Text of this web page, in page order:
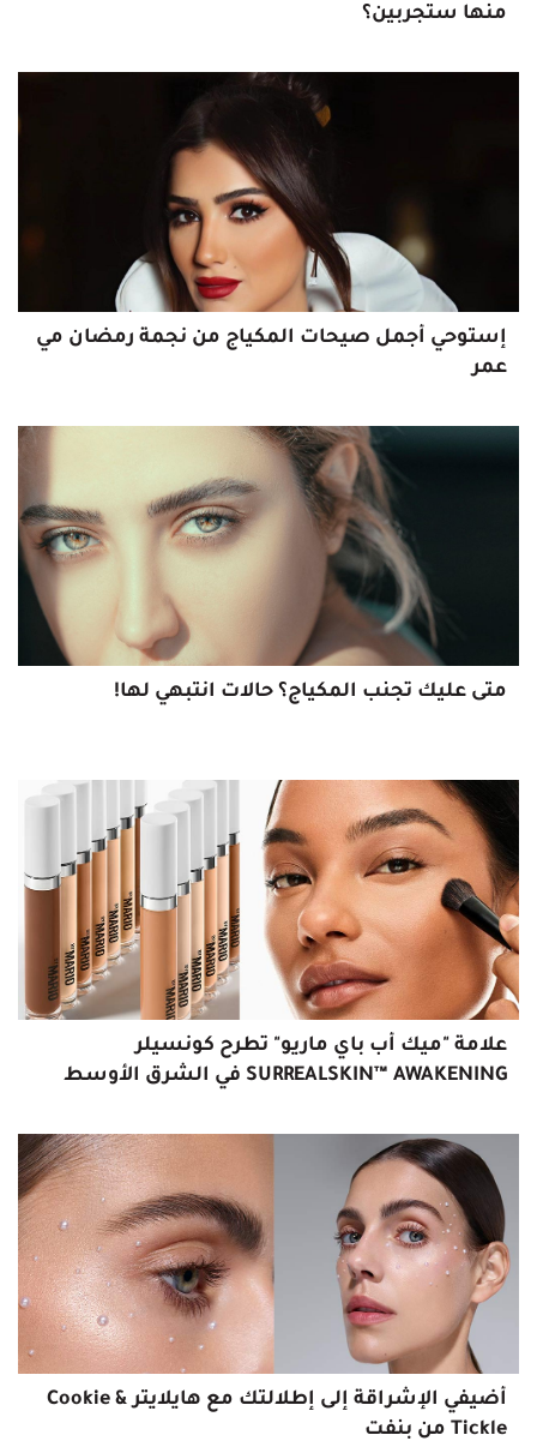
منها ستجربين؟
إستوحي أجمل صيحات المكياج من نجمة رمضان مي
عمر
متى عليك تجنب المكياج؟ حالات انتبهي لها!
علامة "ميك أب باي ماريو" تطرح كونسيلر
SURREALSKIN™ AWAKENING في الشرق الأوسط
أضيفي الإشراقة إلى إطلالتك مع هايلايتر Cookie &
Tickle من بنفت